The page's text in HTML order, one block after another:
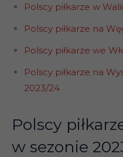
Polscy piłkarze w
Polscy piłkarze na
Polscy piłkarze we
Polscy piłkarze na
2023/24
Polscy
w sezonie